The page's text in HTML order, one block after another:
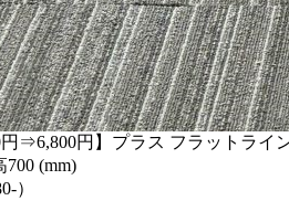
⇒6,800円】プラス フラットライ
(mm)
）